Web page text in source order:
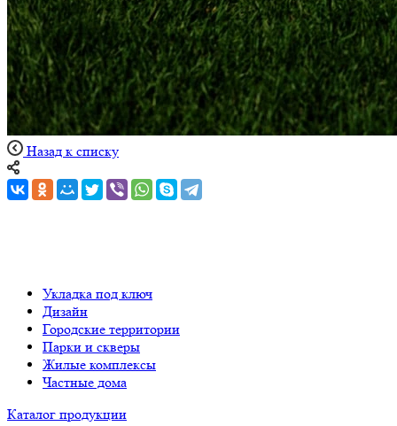
Назад к списку
Укладка под ключ
Дизайн
Городские территории
Парки и скверы
Жилые комплексы
Частные дома
Каталог продукции